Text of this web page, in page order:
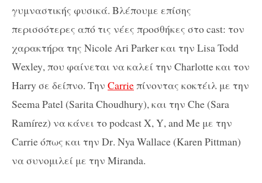
γυμναστικής φυσικά. Βλέπουμε επίσης
περισσότερες από τις νέες προσθήκες στοcast: τον
χαρακτήρα της Nicole Ari Parkerκαι την Lisa Todd
Wexley, που φαίνεται να καλεί την Charlotteκαι τον
Harry σε δείπνο. Την Carrieπίνοντας κοκτέιλ με την
Seema Patel (Sarita Choudhury), και την Che (Sara
Ramírez) να κάνει τοpodcastX, Y, andMe με την
Carrie όπως και την Dr. Nya Wallace (Karen Pittman)
να συνομιλεί με την Miranda.